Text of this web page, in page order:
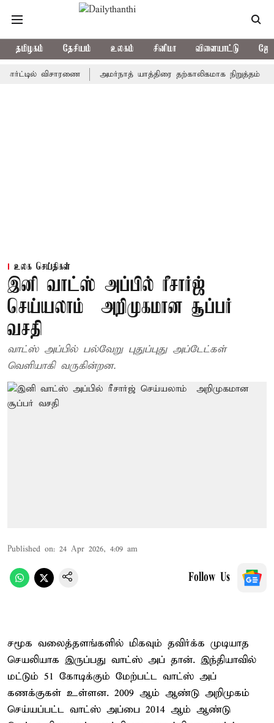
தமிழகம் தேசியம் உலகம் சினிமா விளையாட்டு
விசாரணை அமர்நாத் யாத்திரை தற்காலிகமாக நிறுத்தம்
உலக செய்திகள்
இனி வாட்ஸ் அப்பில் ரீசார்ஜ்
செய்யலாம் – அறிமுகமான சூப்பர்
வசதி
வாட்ஸ் அப்பில் பல்வேறு புதுப்புது அப்டேட்கள்
வெளியாகி வருகின்றன.
Published on: 24 Apr 2026, 4:09 am
Follow Us
சமூக வலைத்தளங்களில் மிகவும் தவிர்க்க முடியாத
செயலியாக இருப்பது வாட்ஸ் அப் தான். இந்தியாவில்
மட்டும் 51 கோடிக்கும் மேற்பட்ட வாட்ஸ் அப்
கணக்குகள் உள்ளன. 2009 ஆம் ஆண்டு அறிமுகம்
செய்யப்பட்ட வாட்ஸ் அப்பை 2014 ஆம் ஆண்டு